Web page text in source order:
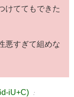
けててもできた
悪すぎて組めな
iU+C) ：